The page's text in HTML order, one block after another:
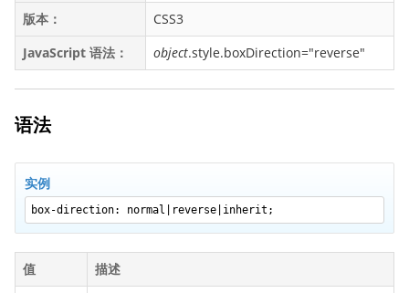
appearance
backface-visibility
background
background-attachment
background-blend-mode
background-color
background-image
background-origin
background-position
background-repeat
版本：
CSS3
JavaScript 语法：
object.style.boxDirection="reverse"
语法
实例
box-direction: normal|reverse|inherit;
值
描述